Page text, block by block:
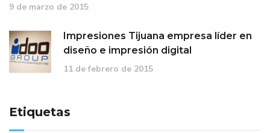
9 de marzo de 2015
Impresiones Tijuana empresa líder en
diseño e impresión digital
11 de febrero de 2015
Etiquetas